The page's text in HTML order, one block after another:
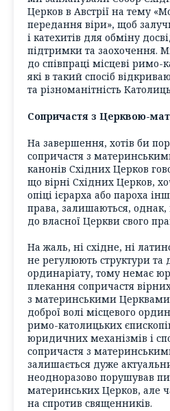
Церков в Австрії на тему
передання віри», щоб
і катехитів для обміну
підтримки та заохочення.
до співпраці місцеві римо-
які в такий спосіб
та різноманітність
Сопричастя з Церквою-
На завершення, хотів би
сопричастя з
канонів Східних Церков
що вірні Східних Церков,
опіці ієрарха або пароха
права, залишаються,
до власної Церкви свого
На жаль, ні східне, ні
не регулюють структури та
ординаріату, тому немає
плекання сопричастя
з материнськими
доброї волі місцевого
римо-католицьких
юридичних механізмів і
сопричастя з
залишається дуже
неодноразово порушував
материнських Церков, але
на спротив священників.